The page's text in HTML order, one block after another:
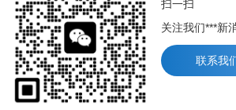
扫一扫
关注我们***新
联系我